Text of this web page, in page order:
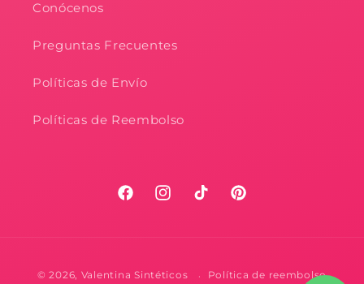
Conócenos
Preguntas Frecuentes
Políticas de Envío
Políticas de Reembolso
FacebookInstagramTikTokPinterest
© 2026, Valentina Sintéticos Política de reembolso